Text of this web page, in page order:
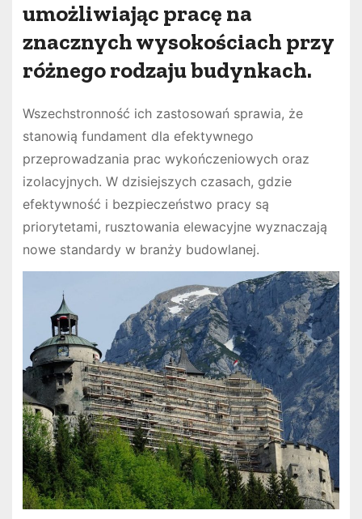
umożliwiając pracę na
znacznych wysokościach przy
różnego rodzaju budynkach.
Wszechstronność ich zastosowań sprawia, że
stanowią fundament dla efektywnego
przeprowadzania prac wykończeniowych oraz
izolacyjnych. W dzisiejszych czasach, gdzie
efektywność i bezpieczeństwo pracy są
priorytetami, rusztowania elewacyjne wyznaczają
nowe standardy w branży budowlanej.